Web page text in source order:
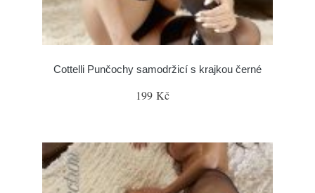
Cottelli Punčochy samodržicí s krajkou černé
199 Kč